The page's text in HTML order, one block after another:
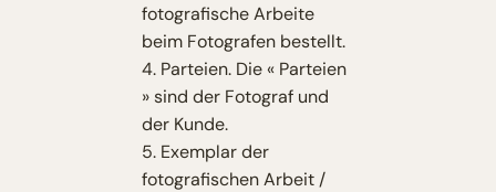
fotografische Arbeite
beim Fotografen bestellt.
4. Parteien. Die « Parteien
» sind der Fotograf und
der Kunde.
5. Exemplar der
fotografischen Arbeit /